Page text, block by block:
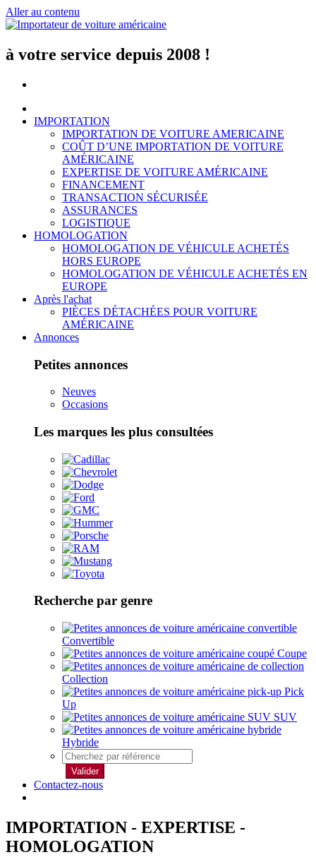
Aller au contenu
à votre service depuis 2008 !
IMPORTATION
IMPORTATION DE VOITURE AMERICAINE
COÛT D’UNE IMPORTATION DE VOITURE
AMÉRICAINE
EXPERTISE DE VOITURE AMÉRICAINE
FINANCEMENT
TRANSACTION SÉCURISÉE
ASSURANCES
LOGISTIQUE
HOMOLOGATION
HOMOLOGATION DE VÉHICULE ACHETÉS
HORS EUROPE
HOMOLOGATION DE VÉHICULE ACHETÉS EN
EUROPE
Après l'achat
PIÈCES DÉTACHÉES POUR VOITURE
AMÉRICAINE
Annonces
Petites annonces
Neuves
Occasions
Les marques les plus consultées
Recherche par genre
Convertible
Coupe
Collection
Pick
Up
SUV
Hybride
Valider
Contactez-nous
IMPORTATION - EXPERTISE -
HOMOLOGATION